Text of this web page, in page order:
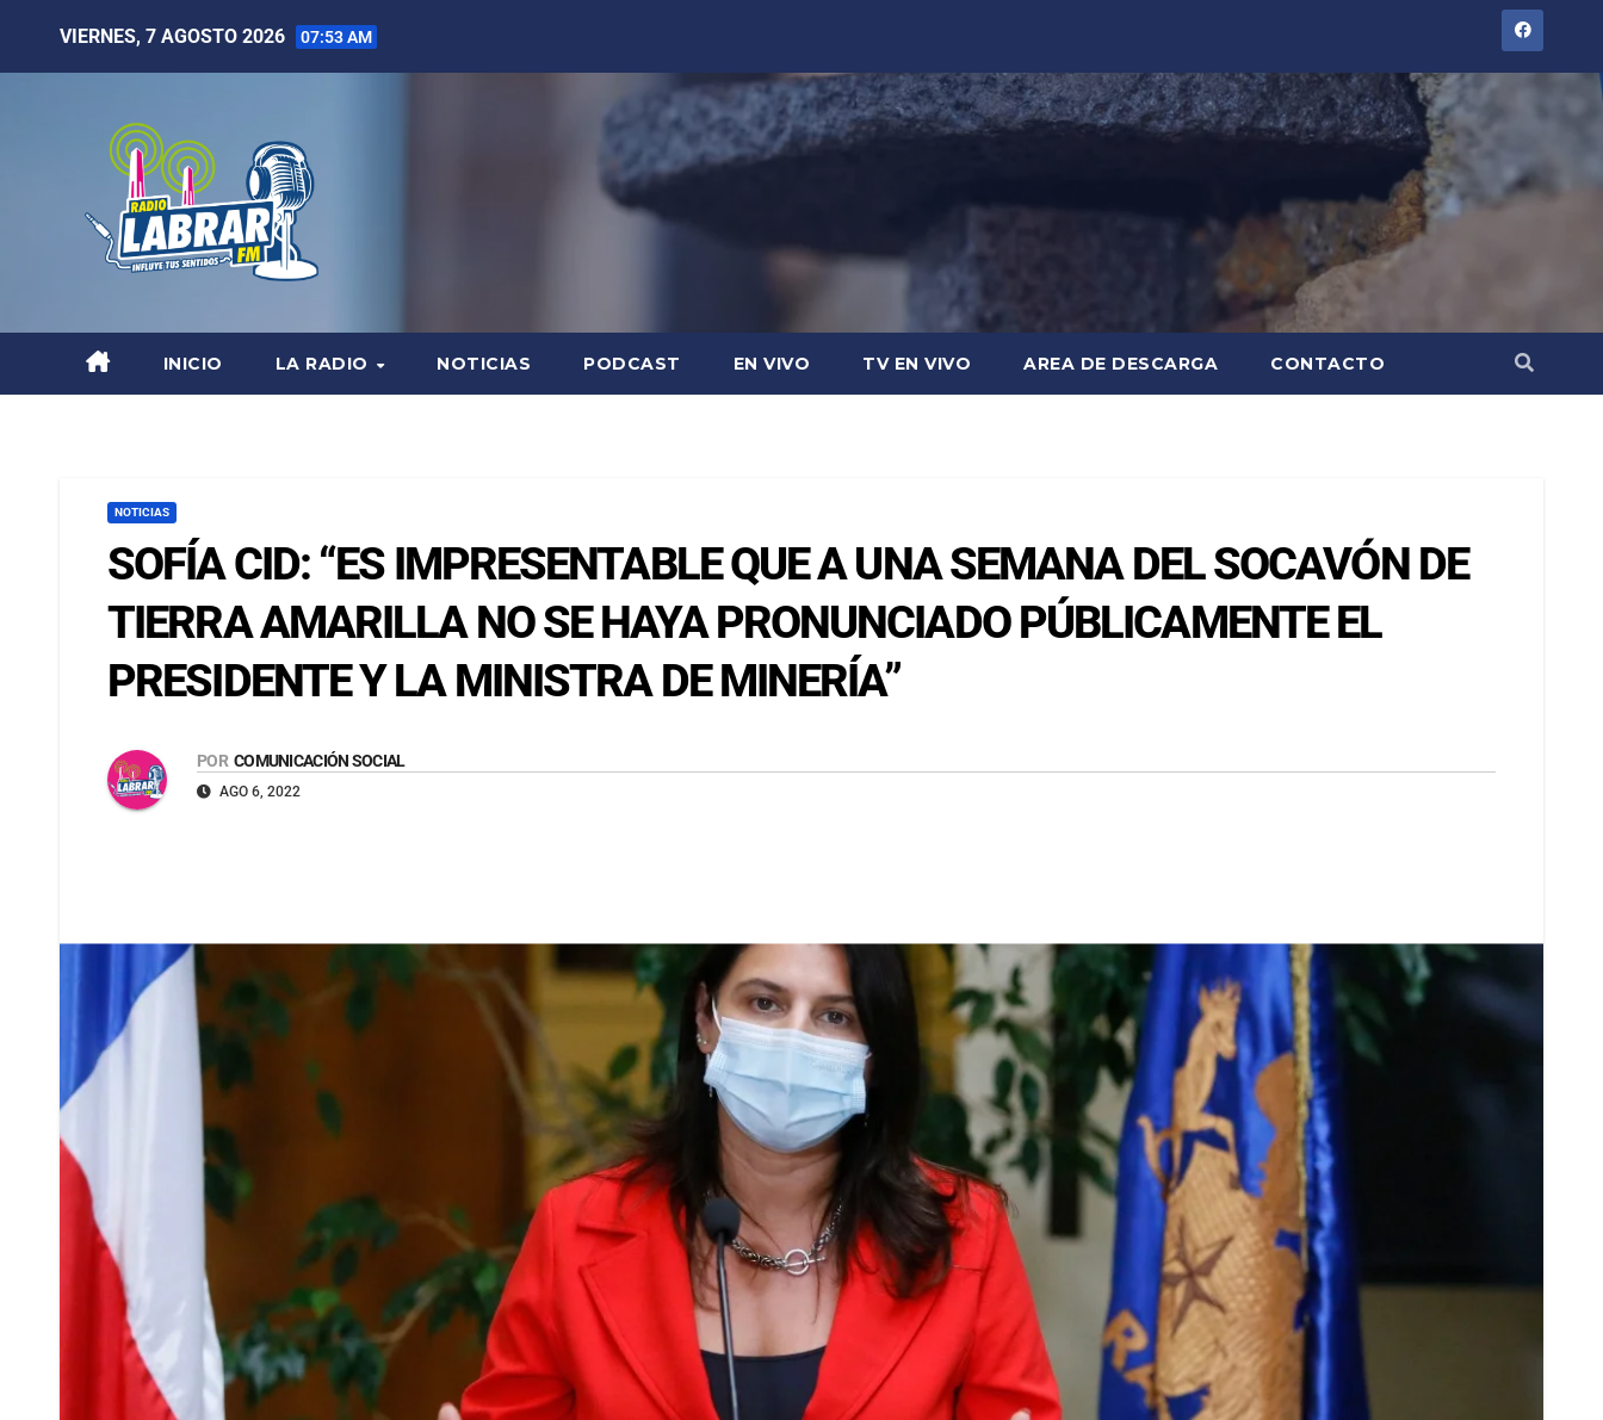
VIERNES, 7 AGOSTO 2026 07:53 AM
INICIO LA RADIO NOTICIAS PODCAST EN VIVO TV EN VIVO AREA DE DESCARGA CONTACTO
NOTICIAS
SOFÍA CID: “ES IMPRESENTABLE QUE A UNA SEMANA DEL SOCAVÓN DE
TIERRA AMARILLA NO SE HAYA PRONUNCIADO PÚBLICAMENTE EL
PRESIDENTE Y LA MINISTRA DE MINERÍA”
POR COMUNICACIÓN SOCIAL
AGO 6, 2022